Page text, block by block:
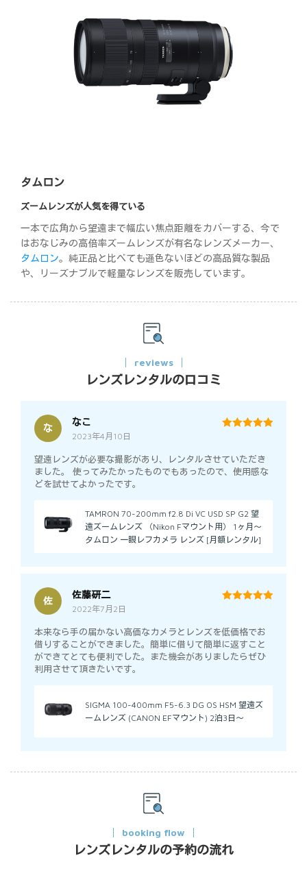
タムロン
ズームレンズが人気を得ている
一本で広角から望遠まで幅広い焦点距離をカバーする、今で
はおなじみの高倍率ズームレンズが有名なレンズメーカー、
タムロン。純正品と比べても遜色ないほどの高品質な製品
や、リーズナブルで軽量なレンズを販売しています。
reviews
レンズレンタルの口コミ
な
なこ
2023年4月10日
望遠レンズが必要な撮影があり、レンタルさせていただき
ました。 使ってみたかったものでもあったので、使用感な
どを試せてよかったです。
TAMRON 70-200mm f2.8 Di VC USD SP G2 望
遠ズームレンズ （Nikon Fマウント用） 1ヶ月～
タムロン 一眼レフカメラ レンズ [月額レンタル]
佐
佐藤研二
2022年7月2日
本来なら手の届かない高価なカメラとレンズを低価格でお
借りすることができました。簡単に借りて簡単に返すこと
ができてとても便利でした。また機会がありましたらぜひ
利用させて頂きたいです。
SIGMA 100-400mm F5-6.3 DG OS HSM 望遠ズ
ームレンズ (CANON EFマウント) 2泊3日～
booking flow
レンズレンタルの予約の流れ